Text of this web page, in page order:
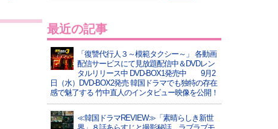
最近の記事
「復讐代行人３～模範タクシー～」 各動画
配信サービスにて見放題配信中＆DVDレン
タルリリース中 DVD-BOX1発売中 9月2
日（水）DVD-BOX2発売 韓国ドラマでも独特の存在
感で魅了する 竹中直人のインタビュー映像を公開！
≪韓国ドラマREVIEW≫「素晴らしき新世